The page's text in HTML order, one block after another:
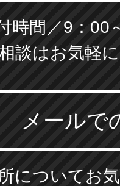
時間／9：00
談はお気軽
についてお